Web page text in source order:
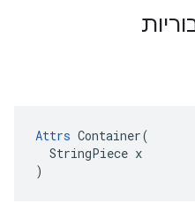
Attrs Container(
  StringPiece x
)